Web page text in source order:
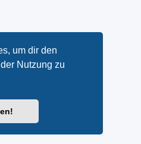
um dir den
Nutzung zu